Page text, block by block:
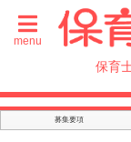
menu
保育
募集要項